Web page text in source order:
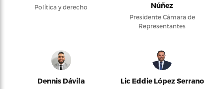
Política y derecho
Núñez
Presidente Cámara de
Representantes
Dennis Dávila Lic Eddie López Serrano